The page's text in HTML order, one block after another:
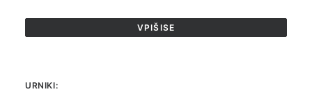
URNIKI: